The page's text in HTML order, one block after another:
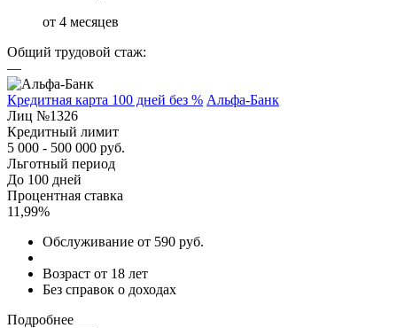
от 4 месяцев
Общий трудовой стаж:
—
Кредитная карта 100 дней без % Альфа-Банк
Лиц №1326
Кредитный лимит
5 000 - 500 000 руб.
Льготный период
До 100 дней
Процентная ставка
11,99%
Обслуживание от 590 руб.
Возраст от 18 лет
Без справок о доходах
Подробнее